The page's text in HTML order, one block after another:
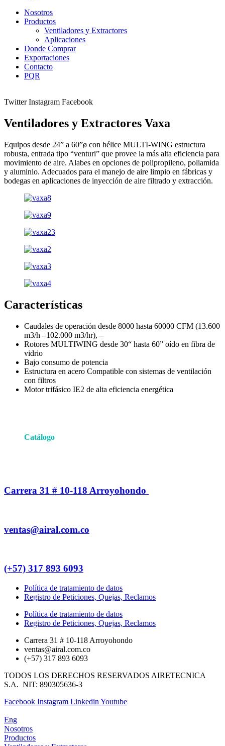
Nosotros
Productos
Ventiladores y Extractores
Aplicaciones
Donde Comprar
Exportaciones
Contacto
PQR
Twitter Instagram Facebook
Ventiladores y Extractores Vaxa
Equipos desde 24” a 60”ø con hélice MULTI-WING estructura
robusta, entrada tipo “venturi” que provee la más alta eficiencia para
movimiento de aire. Alabes en opciones de polipropileno, poliamida
y aluminio. Adecuados para el manejo de aire limpio en fábricas y
bodegas en aplicaciones de inyección de aire filtrado y extracción.
Características
Caudales de operación desde 8000 hasta 60000 CFM (13.600
m3/h –102.000 m3/hr), –
Rotores MULTIWING desde 30“ hasta 60” oído en fibra de
vidrio
Bajo consumo de potencia
Estructura en acero Compatible con sistemas de ventilación
con filtros
Motor trifásico IE2 de alta eficiencia energética
Catálogo
Carrera 31 # 10-118 Arroyohondo ​
ventas@airal.com.co​
(+57) 317 893 6093​
Política de tratamiento de datos
Registro de Peticiones, Quejas, Reclamos
Política de tratamiento de datos
Registro de Peticiones, Quejas, Reclamos
Carrera 31 # 10-118 Arroyohondo ​
ventas@airal.com.co​
(+57) 317 893 6093​
TODOS LOS DERECHOS RESERVADOS AIRETECNICA
S.A. NIT: 890305636-3
Facebook Instagram Linkedin Youtube
Eng
Nosotros
Productos